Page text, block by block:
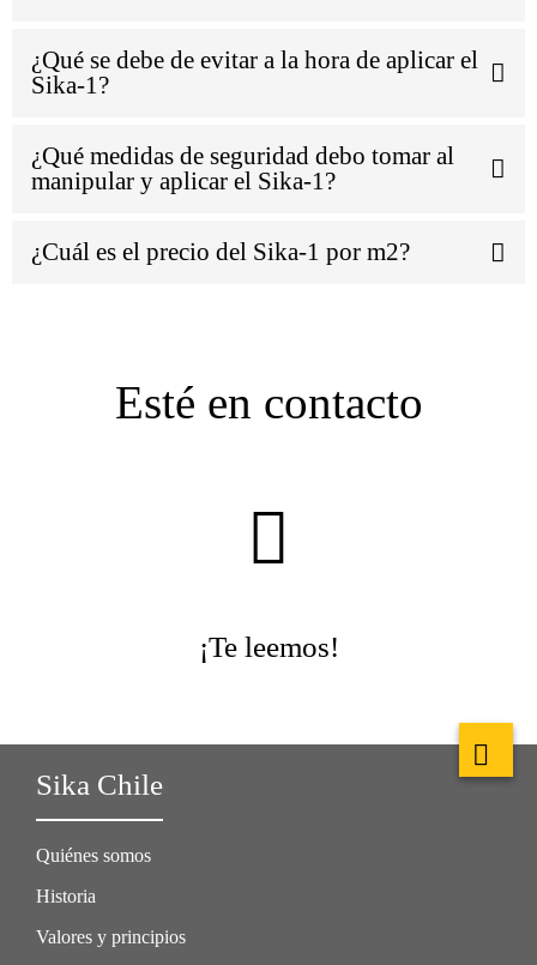
¿Qué se debe de evitar a la hora de aplicar el
Sika-1?
¿Qué medidas de seguridad debo tomar al
manipular y aplicar el Sika-1?
¿Cuál es el precio del Sika-1 por m2?
Esté en contacto
¡Te leemos!
Sika Chile
Quiénes somos
Historia
Valores y principios